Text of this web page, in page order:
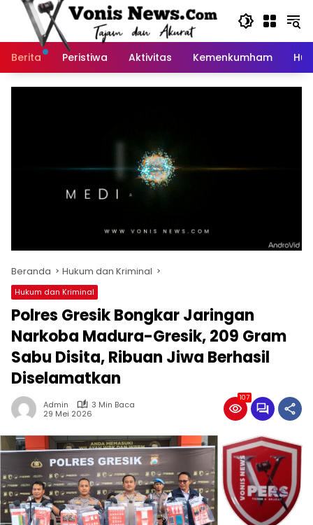
Langsung
Berita
Peristiwa Aktivitas Kemenkumham
Beranda Hukum dan Kriminal
Hukum dan Kriminal
Polres Gresik Bongkar Jaringan
Narkoba Madura-Gresik, 209 Gram
Sabu Disita, Ribuan Jiwa Berhasil
Diselamatkan
Admin
3 Min Baca
29 Mei 2026
107